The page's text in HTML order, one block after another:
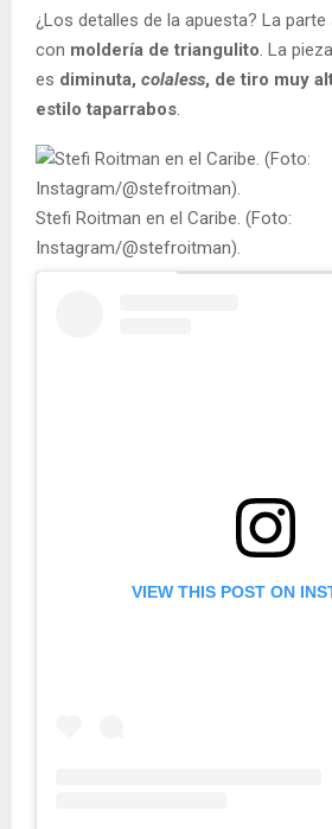
¿Los detalles de la apuesta? La
con moldería de triangulito. La
es diminuta, colaless, de tiro muy
estilo taparrabos.
Stefi Roitman en el Caribe. (Foto:
Instagram/@stefroitman).
VIEW THIS POST ON